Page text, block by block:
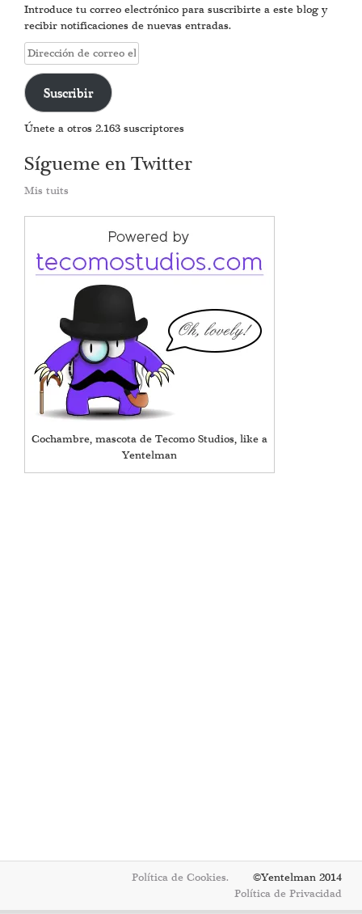
Introduce tu correo electrónico para suscribirte a este blog y
recibir notificaciones de nuevas entradas.
Dirección
de
correo
electrónico
Suscribir
Únete a otros 2.163 suscriptores
Sígueme en Twitter
Mis tuits
Cochambre, mascota de Tecomo Studios, like a
Yentelman
©Yentelman 2014
Política de Cookies.
Política de Privacidad